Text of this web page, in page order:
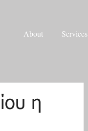
η
About Services